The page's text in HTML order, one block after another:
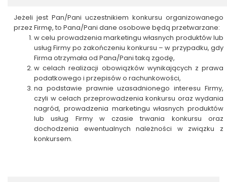
Jeżeli jest Pan/Pani uczestnikiem konkursu organizowanego
przez Firmę, to Pana/Pani dane osobowe będą przetwarzane:
w celu prowadzenia marketingu własnych produktów lub
usług Firmy po zakończeniu konkursu – w przypadku, gdy
Firma otrzymała od Pana/Pani taką zgodę,
w celach realizacji obowiązków wynikających z prawa
podatkowego i przepisów o rachunkowości,
na podstawie prawnie uzasadnionego interesu Firmy,
czyli w celach przeprowadzenia konkursu oraz wydania
nagród, prowadzenia marketingu własnych produktów
lub usług Firmy w czasie trwania konkursu oraz
dochodzenia ewentualnych należności w związku z
konkursem.